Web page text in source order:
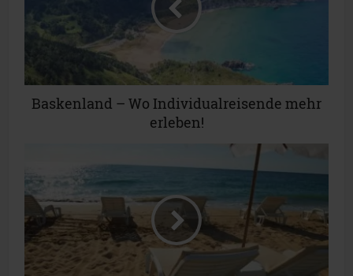
Baskenland – Wo Individualreisende mehr
erleben!